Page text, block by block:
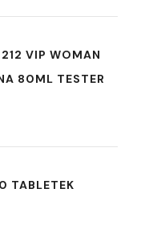
VIP WOMAN
80ML TESTER
TABLETEK